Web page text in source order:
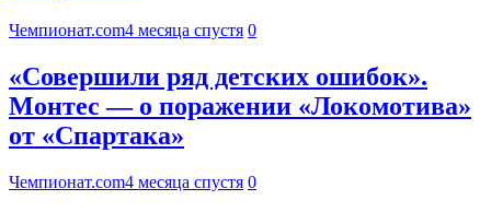
Чемпионат.com4 месяца спустя 0
«Совершили ряд детских ошибок».
Монтес — о поражении «Локомотива»
от «Спартака»
Чемпионат.com4 месяца спустя 0